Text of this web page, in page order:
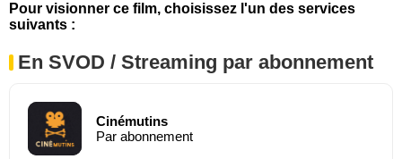
Pour visionner ce film, choisissez l'un des services
suivants :
En SVOD / Streaming par abonnement
Cinémutins
Par abonnement